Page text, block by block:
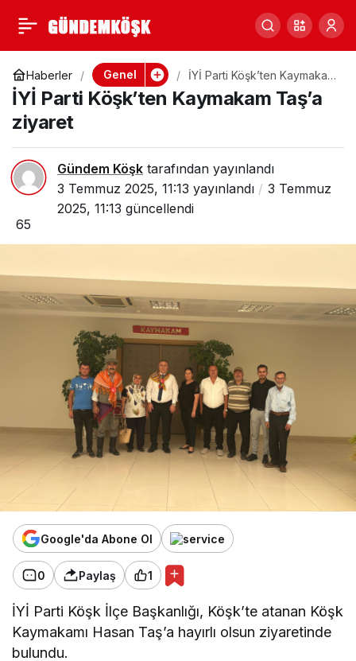
Haberler Genel
İYİ Parti Köşk’ten Kaymakam
Taş’a ziyaret
İYİ Parti Köşk’ten Kaymakam Taş’a
ziyaret
Gündem Köşk tarafından yayınlandı
3 Temmuz 2025, 11:13 yayınlandı
3 Temmuz
2025, 11:13 güncellendi
65
Google'da Abone Ol
0 Paylaş 1
İYİ Parti Köşk İlçe Başkanlığı, Köşk’te atanan Köşk
Kaymakamı Hasan Taş’a hayırlı olsun ziyaretinde
bulundu.
Köşk Belediye
Başkanı Nuri Güler
Bayram Mesajı
Yayınladı
0 Paylaş